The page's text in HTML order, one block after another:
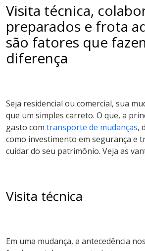
Visita técnica,
preparados e frota
são fatores que
diferença
Seja residencial ou comercial, sua
que um simples carreto. O que, a
gasto com transporte de mudanças,
como investimento em segurança e
cuidar do seu patrimônio. Veja as
Visita técnica
Em uma mudança, a antecedência